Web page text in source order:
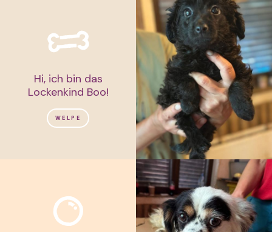
Hi, ich bin das
Lockenkind Boo!
WELPE